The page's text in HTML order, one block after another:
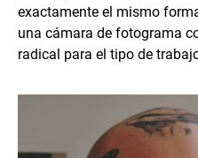
exactamente el mismo
una cámara de fotograma
radical para el tipo de